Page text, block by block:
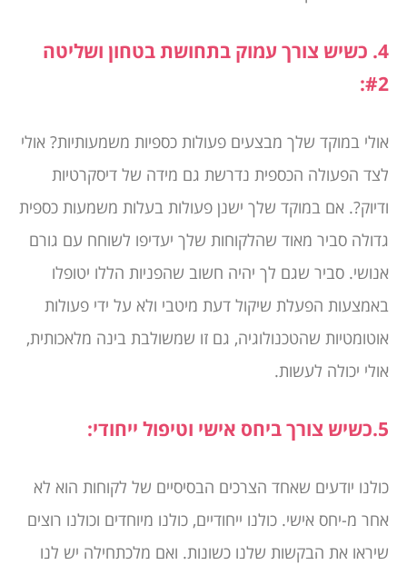
4. כשיש צורך עמוק בתחושת בטחון ושליטה
#2:
אולי במוקד שלך מבצעים פעולות כספיות משמעותיות? אולי
לצד הפעולה הכספית נדרשת גם מידה של דיסקרטיות
ודיוק?. אם במוקד שלך ישנן פעולות בעלות משמעות כספית
גדולה סביר מאוד שהלקוחות שלך יעדיפו לשוחח עם גורם
אנושי. סביר שגם לך יהיה חשוב שהפניות הללו יטופלו
באמצעות הפעלת שיקול דעת מיטבי ולא על ידי פעולות
אוטומטיות שהטכנולוגיה, גם זו שמשולבת בינה מלאכותית,
אולי יכולה לעשות.
5.כשיש צורך ביחס אישי וטיפול ייחודי:
כולנו יודעים שאחד הצרכים הבסיסיים של לקוחות הוא לא
אחר מ-יחס אישי. כולנו ייחודיים, כולנו מיוחדים וכולנו רוצים
שיראו את הבקשות שלנו כשונות. ואם מלכתחילה יש לנו